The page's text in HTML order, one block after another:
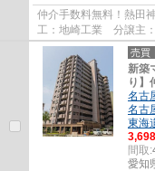
仲介手数料無料！熱田
工：地崎工業 分譲主
売買
新築
り】
名古
名古
東海
間取:
愛知